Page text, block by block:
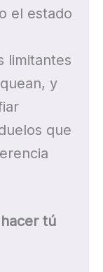
el estado
limitantes
y
que
tú